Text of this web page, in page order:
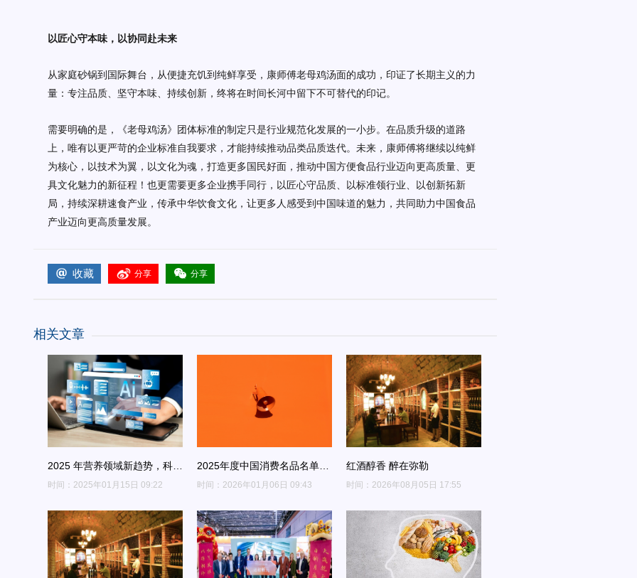
以匠心守本味，以协同赴未来
从家庭砂锅到国际舞台，从便捷充饥到纯鲜享受，康师傅老母鸡汤面的成功，印证了长期主义的力
量：专注品质、坚守本味、持续创新，终将在时间长河中留下不可替代的印记。
需要明确的是，《老母鸡汤》团体标准的制定只是行业规范化发展的一小步。在品质升级的道路
上，唯有以更严苛的企业标准自我要求，才能持续推动品类品质迭代。 未来，康师傅将继续以纯鲜
为核心，以技术为翼，以文化为魂，打造更多国民好面，推动中国方便食品行业迈向更高质量、更
具文化魅力的新征程！也更需要更多企业携手同行，以匠心守品质、以标准领行业、以创新拓新
局，持续深耕速食产业，传承中华饮食文化，让更多人感受到中国味道的魅力，共同助力中国食品
产业迈向更高质量发展。
收藏 分享 分享
相关文章
2025 年营养领域新趋势，科学
助力健康与可持续发展
时间：2025年01月15日 09:22
2025年度中国消费名品名单公
示，这些食品饮料品牌上榜！
时间：2026年01月06日 09:43
红酒醇香 醉在弥勒
时间：2026年08月05日 17:55